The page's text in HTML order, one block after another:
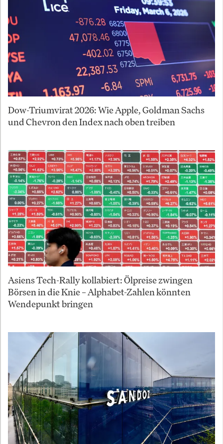
Dow-Triumvirat 2026: Wie Apple, Goldman Sachs
und Chevron den Index nach oben treiben
Asiens Tech-Rally kollabiert: Ölpreise zwingen
Börsen in die Knie – Alphabet-Zahlen könnten
Wendepunkt bringen